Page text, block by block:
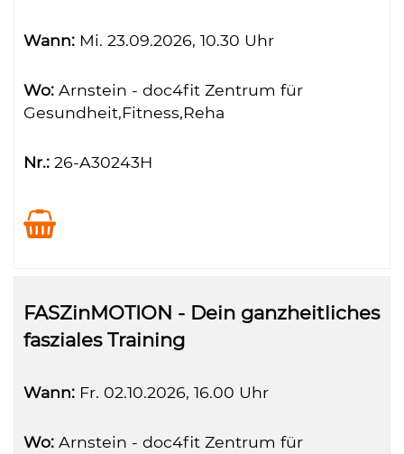
Wann: Mi. 23.09.2026, 10.30 Uhr
Wo: Arnstein - doc4fit Zentrum für
Gesundheit,Fitness,Reha
Nr.: 26-A30243H
FASZinMOTION - Dein ganzheitliches
fasziales Training
Wann: Fr. 02.10.2026, 16.00 Uhr
Wo: Arnstein - doc4fit Zentrum für